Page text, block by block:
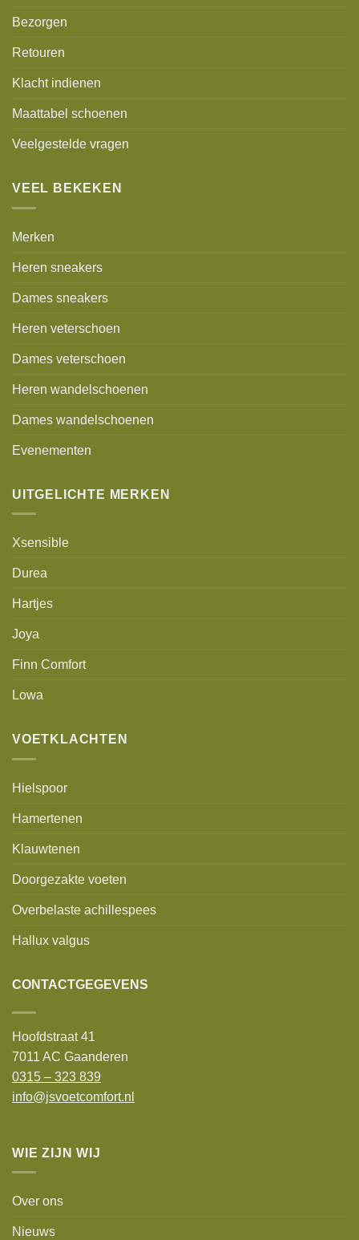
Bezorgen
Retouren
Klacht indienen
Maattabel schoenen
Veelgestelde vragen
VEEL BEKEKEN
Merken
Heren sneakers
Dames sneakers
Heren veterschoen
Dames veterschoen
Heren wandelschoenen
Dames wandelschoenen
Evenementen
UITGELICHTE MERKEN
Xsensible
Durea
Hartjes
Joya
Finn Comfort
Lowa
VOETKLACHTEN
Hielspoor
Hamertenen
Klauwtenen
Doorgezakte voeten
Overbelaste achillespees
Hallux valgus
CONTACTGEGEVENS
Hoofdstraat 41
7011 AC Gaanderen
0315 – 323 839
info@jsvoetcomfort.nl
WIE ZIJN WIJ
Over ons
Nieuws